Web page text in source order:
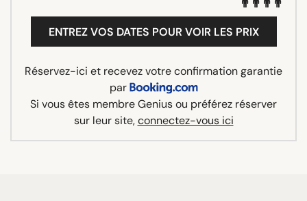
ENTREZ VOS DATES POUR VOIR LES PRIX
Réservez-ici et recevez votre confirmation garantie
par
Si vous êtes membre Genius ou préférez réserver
sur leur site,connectez-vous ici